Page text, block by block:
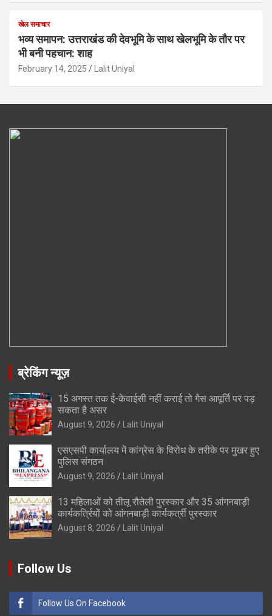
खेल समाचार
भव्य समापन: उत्तराखंड की देवभूमि के साथ खेलभूमि के तौर पर
भी बनी पहचान: शाह
February 14, 2025 Lalit Uniyal
ब्रेकिंग न्यूज़
15 अगस्त तक ई-केवाईसी नहीं कराई तो गैस आपूर्ति पर पड़
सकता है असर
August 9, 2026 Lalit Uniyal
एसएसपी कार्यालय में कांग्रेस के विरोध के तरीके पर मुखर हुए
पुलिस संगठन
August 9, 2026 Lalit Uniyal
13 महिलाओं को तीलू रौतेली पुरस्कार और 35 आंगनबाड़ी
कार्यकर्त्रियों को आंगनबाड़ी कार्यकर्त्री पुरस्कार
August 8, 2026 Lalit Uniyal
Follow Us
Follow Us On Facebook